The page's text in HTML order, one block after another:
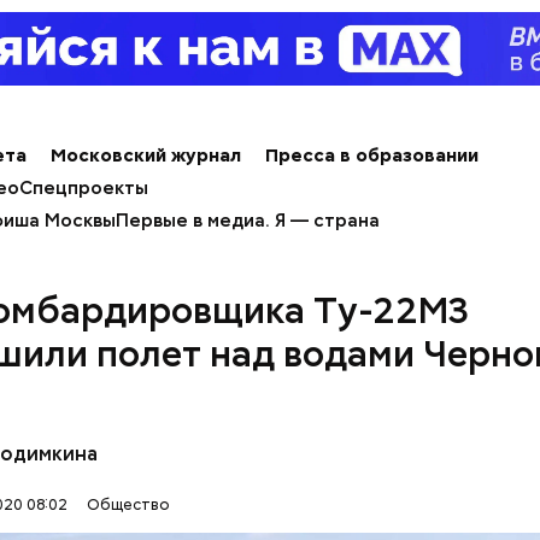
Московский журнал
Пресса в образовании
Спецпроекты
МосквыПервые в медиа. Я — страна
Ту-22М3
полет над водами
08:02 Общество
жизнь он совершил множество добрых дел
яблоко,
помидор,
заправка.